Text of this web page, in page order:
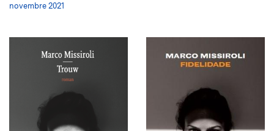
novembre 2021